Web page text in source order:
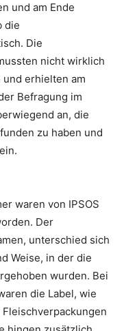
und am Ende
die
Die
nicht wirklich
erhielten am
Befragung im
an, die
zu haben und
waren von IPSOS
Der
unterschied sich
Weise, in der die
wurden. Bei
die Label, wie